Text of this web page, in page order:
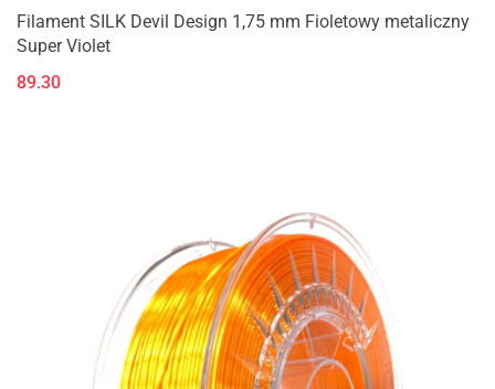
Filament SILK Devil Design 1,75 mm Fioletowy metaliczny
Super Violet
89.30